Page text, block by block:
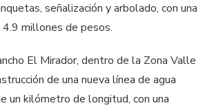
señalización y arbolado, con una
millones de pesos.
El Mirador, dentro de la Zona Valle
de una nueva línea de agua
un kilómetro de longitud, con una